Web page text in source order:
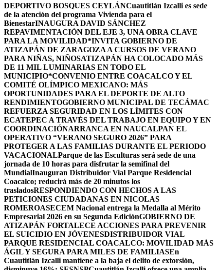
DEPORTIVO BOSQUES CEYLÁNCuautitlán Izcalli es sede
de la atención del programa Vivienda para el
BienestarINAUGURA DAVID SÁNCHEZ
REPAVIMENTACIÓN DEL EJE 3, UNA OBRA CLAVE
PARA LA MOVILIDAD*INVITA GOBIERNO DE
ATIZAPÁN DE ZARAGOZA A CURSOS DE VERANO
PARA NIÑAS, NIÑOSATIZAPÁN HA COLOCADO MÁS
DE 11 MIL LUMINARIAS EN TODO EL
MUNICIPIO*CONVENIO ENTRE COACALCO Y EL
COMITÉ OLÍMPICO MEXICANO: MÁS
OPORTUNIDADES PARA EL DEPORTE DE ALTO
RENDIMIENTOGOBIERNO MUNICIPAL DE TECÁMAC
REFUERZA SEGURIDAD EN LOS LÍMITES CON
ECATEPEC A TRAVÉS DEL TRABAJO EN EQUIPO Y EN
COORDINACIÓNARRANCA EN NAUCALPAN EL
OPERATIVO “VERANO SEGURO 2026” PARA
PROTEGER A LAS FAMILIAS DURANTE EL PERIODO
VACACIONALParque de las Esculturas será sede de una
jornada de 10 horas para disfrutar la semifinal del
MundialInauguran Distribuidor Vial Parque Residencial
Coacalco; reducirá más de 20 minutos los
trasladosRESPONDIENDO CON HECHOS A LAS
PETICIONES CIUDADANAS EN NICOLAS
ROMEROASECEM Nacional entrega la Medalla al Mérito
Empresarial 2026 en su Segunda EdiciónGOBIERNO DE
ATIZAPÁN FORTALECE ACCIONES PARA PREVENIR
EL SUICIDIO EN JÓVENESDISTRIBUIDOR VIAL
PARQUE RESIDENCIAL COACALCO: MOVILIDAD MÁS
ÁGIL Y SEGURA PARA MILES DE FAMILIASEn
Cuautitlán Izcalli mantiene a la baja el delito de extorsión,